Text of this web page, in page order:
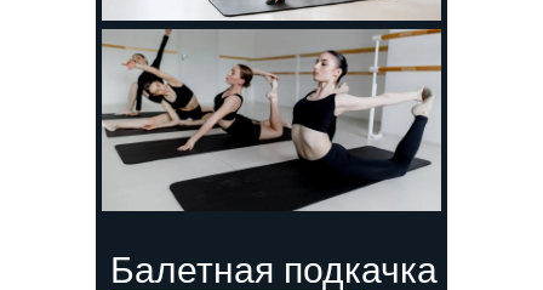
Балетная подкачка